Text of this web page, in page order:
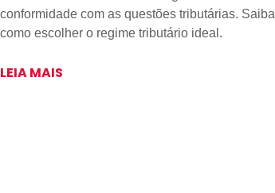
conformidade com as questões tributárias. Saiba
como escolher o regime tributário ideal.
LEIA MAIS